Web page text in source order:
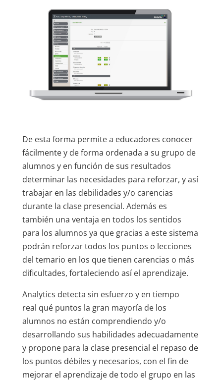
De esta forma permite a educadores conocer
fácilmente y de forma ordenada a su grupo de
alumnos y en función de sus resultados
determinar las necesidades para reforzar, y así
trabajar en las debilidades y/o carencias
durante la clase presencial. Además es
también una ventaja en todos los sentidos
para los alumnos ya que gracias a este sistema
podrán reforzar todos los puntos o lecciones
del temario en los que tienen carencias o más
dificultades, fortaleciendo así el aprendizaje.
Analytics detecta sin esfuerzo y en tiempo
real qué puntos la gran mayoría de los
alumnos no están comprendiendo y/o
desarrollando sus habilidades adecuadamente
y propone para la clase presencial el repaso de
los puntos débiles y necesarios, con el fin de
mejorar el aprendizaje de todo el grupo en las